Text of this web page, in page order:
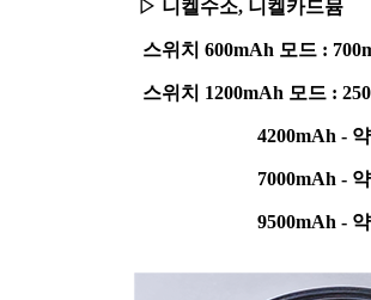
▷ 니켈수소, 니켈카드뮴
스위치 600mAh 모드 :
스위치 1200mAh 모드 :
4200mAh - 약 2시간
7000mAh - 약 3시간
9500mAh - 약 4시간